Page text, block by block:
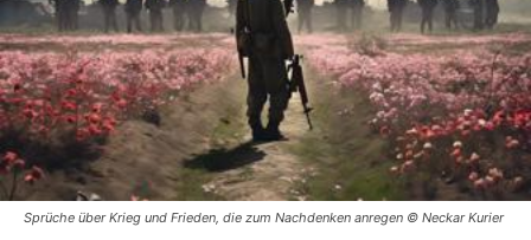
Sprüche über Krieg und Frieden, die zum Nachdenken anregen © Neckar Kurier